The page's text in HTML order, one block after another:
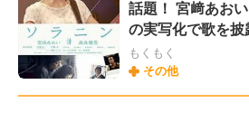
話題！ 宮﨑あお
の実写化で歌を披
もくもく
その他